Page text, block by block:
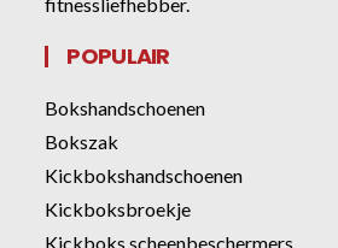
POPULAIR
Bokshandschoenen
Bokszak
Kickbokshandschoenen
Kickboksbroekje
Kickboks scheenbeschermers